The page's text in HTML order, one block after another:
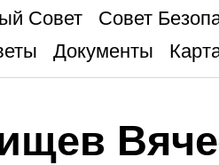
Совет
Совет
Документы